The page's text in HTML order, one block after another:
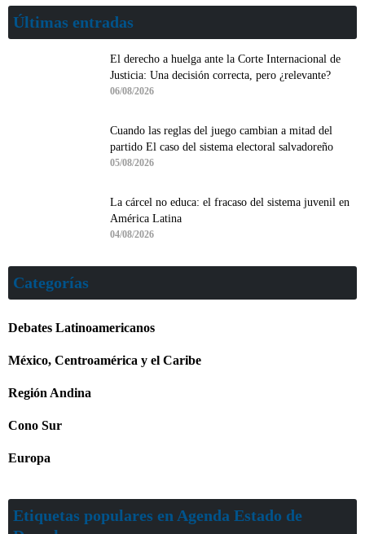
Últimas entradas
El derecho a huelga ante la Corte Internacional de
Justicia: Una decisión correcta, pero ¿relevante?
06/08/2026
Cuando las reglas del juego cambian a mitad del
partido El caso del sistema electoral salvadoreño
05/08/2026
La cárcel no educa: el fracaso del sistema juvenil en
América Latina
04/08/2026
Categorías
Debates Latinoamericanos
México, Centroamérica y el Caribe
Región Andina
Cono Sur
Europa
Etiquetas populares en Agenda Estado de